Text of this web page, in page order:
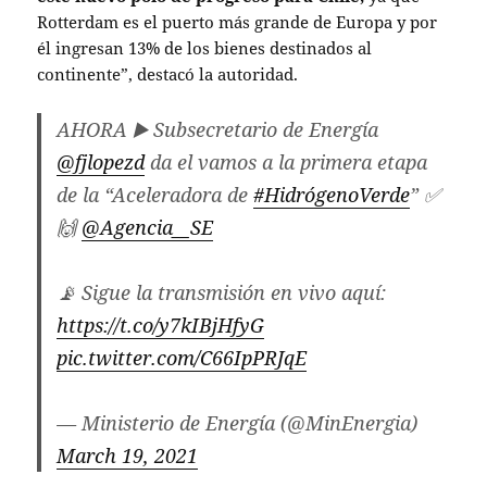
Rotterdam es el puerto más grande de Europa y por
él ingresan 13% de los bienes destinados al
continente”, destacó la autoridad.
AHORA ▶️ Subsecretario de Energía
@fjlopezdda el vamos a la primera etapa
de la “Aceleradora de#HidrógenoVerde” ✅
🙌@Agencia__SE
📡 Sigue la transmisión en vivo aquí:
https://t.co/y7kIBjHfyG
pic.twitter.com/C66IpPRJqE
— Ministerio de Energía (@MinEnergia)
March 19, 2021